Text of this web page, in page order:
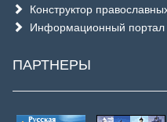
Конструктор
Информационный
ПАРТНЕРЫ